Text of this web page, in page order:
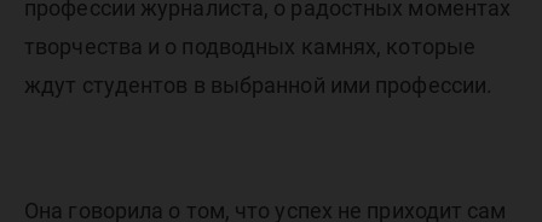
профессии журналиста, о радостных моментах
творчества и о подводных камнях, которые
ждут студентов в выбранной ими профессии.
Она говорила о том, что успех не приходит сам